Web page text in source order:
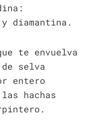
diamantina.
te envuelva
de selva
entero
hachas